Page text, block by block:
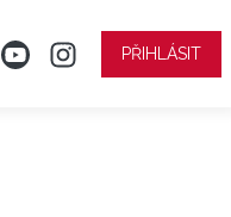
PŘIHLÁSIT